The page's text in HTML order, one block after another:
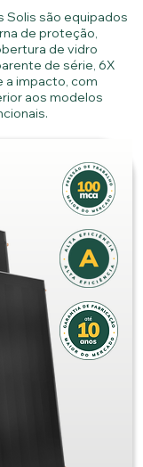
Solis são equipados
de proteção,
de vidro
de série, 6X
a impacto, com
aos modelos